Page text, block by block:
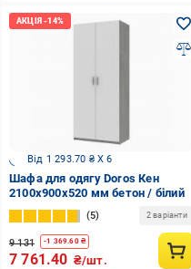
Від 1 293.70 ₴ X 6
Шафа для одягу Doros Кен
2100х900х520 мм бетон / білий
5 2 варіанти
9 131 -1 369.60₴
7 761.40 ₴/шт.